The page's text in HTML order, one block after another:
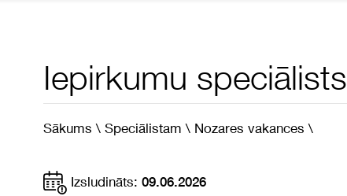
Iepirkumu speciālists
Sākums \ Speciālistam \ Nozares vakances \
Izsludināts: 09.06.2026